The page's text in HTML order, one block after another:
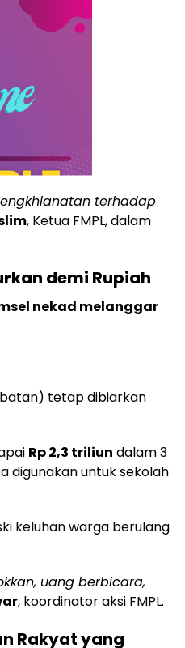
terhadap
, Ketua FMPL, dalam
demi Rupiah
nekad melanggar
tetap dibiarkan
Rp 2,3 triliun dalam 3
digunakan untuk sekolah
keluhan warga berulang
uang berbicara,
, koordinator aksi FMPL.
Rakyat yang